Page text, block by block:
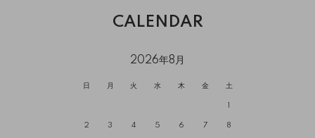
CALENDAR
2026年8月
日 月 火 水 木 金 土
1
2 3 4 5 6 7 8